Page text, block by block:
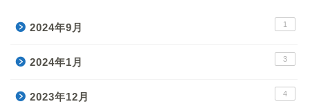
2024年9月 1
2024年1月 3
2023年12月 4